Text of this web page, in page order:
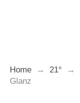
Home → 21° →
Glanz